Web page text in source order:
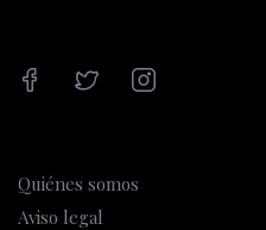
Quiénes somos
Aviso legal